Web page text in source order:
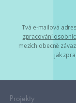
Tvá e-mailová
zpracování
mezích obecně
jak
Projekty